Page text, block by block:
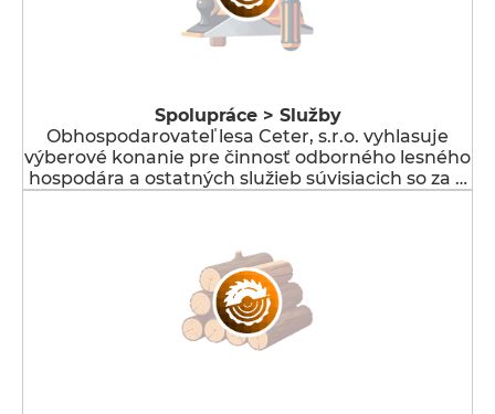
Spolupráce > Služby
Obhospodarovateľ lesa Ceter, s.r.o. vyhlasuje
výberové konanie pre činnosť odborného lesného
hospodára a ostatných služieb súvisiacich so za …